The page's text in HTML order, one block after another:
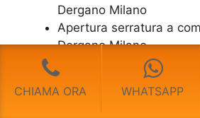
Dergano Milano
​Apertura serratura​ ​a
Dergano Milano
Apertura serratura​
Dergano Milano
​Apertura serratura​ ​a
CHIAMA ORA WHATSAPP